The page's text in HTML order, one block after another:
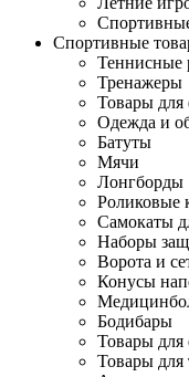
Спортивные
Теннисные
Тренажеры
Товары для
Одежда и
Батуты
Мячи
Лонгборды
Роликовые
Самокаты
Наборы
Ворота и
Конусы
Бодибары
Товары для
Товары для